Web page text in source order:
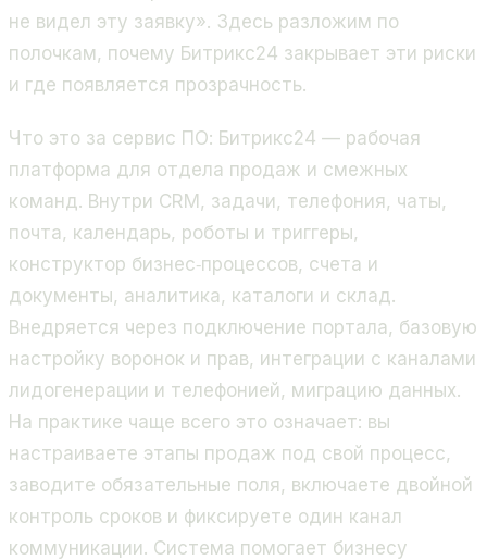
не видел эту заявку». Здесь разложим по
полочкам, почему Битрикс24 закрывает эти риски
и где появляется прозрачность.
Что это за сервис ПО: Битрикс24 — рабочая
платформа для отдела продаж и смежных
команд. Внутри CRM, задачи, телефония, чаты,
почта, календарь, роботы и триггеры,
конструктор бизнес‑процессов, счета и
документы, аналитика, каталоги и склад.
Внедряется через подключение портала, базовую
настройку воронок и прав, интеграции с каналами
лидогенерации и телефонией, миграцию данных.
На практике чаще всего это означает: вы
настраиваете этапы продаж под свой процесс,
заводите обязательные поля, включаете двойной
контроль сроков и фиксируете один канал
коммуникации. Система помогает бизнесу